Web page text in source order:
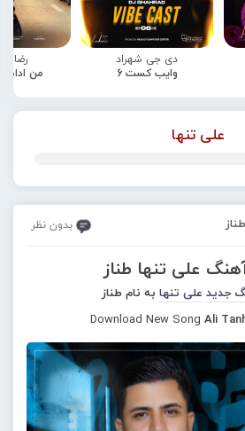
دی جی شهراد
وایب کست 6
رضا
من
علی تنها
بدون نظر
علی تنها طناز
جدید علی تنها به نام طناز
Download New Song Ali